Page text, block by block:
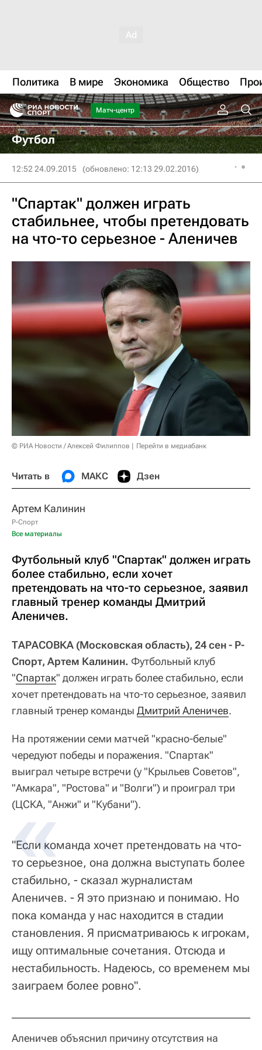
Политика В мире Экономика Общество
Матч-центр
Футбол
12:52 24.09.2015 (обновлено: 12:13 29.02.2016)
"Спартак" должен играть
стабильнее, чтобы претендовать
на что-то серьезное - Аленичев
© РИА Новости / Алексей Филиппов Перейти в медиабанк
Читать в МАКС Дзен
Артем Калинин
Р-Спорт
Все материалы
Футбольный клуб "Спартак" должен играть
более стабильно, если хочет
претендовать на что-то серьезное, заявил
главный тренер команды Дмитрий
Аленичев.
ТАРАСОВКА (Московская область), 24 сен - Р-
Спорт, Артем Калинин. Футбольный клуб
"Спартак" должен играть более стабильно, если
хочет претендовать на что-то серьезное, заявил
главный тренер команды Дмитрий Аленичев.
На протяжении семи матчей "красно-белые"
чередуют победы и поражения. "Спартак"
выиграл четыре встречи (у "Крыльев Советов",
"Амкара", "Ростова" и "Волги") и проиграл три
(ЦСКА, "Анжи" и "Кубани").
"Если команда хочет претендовать на что-
то серьезное, она должна выступать более
стабильно, - сказал журналистам
Аленичев. - Я это признаю и понимаю. Но
пока команда у нас находится в стадии
становления. Я присматриваюсь к игрокам,
ищу оптимальные сочетания. Отсюда и
нестабильность. Надеюсь, со временем мы
заиграем более ровно".
Аленичев объяснил причину отсутствия на